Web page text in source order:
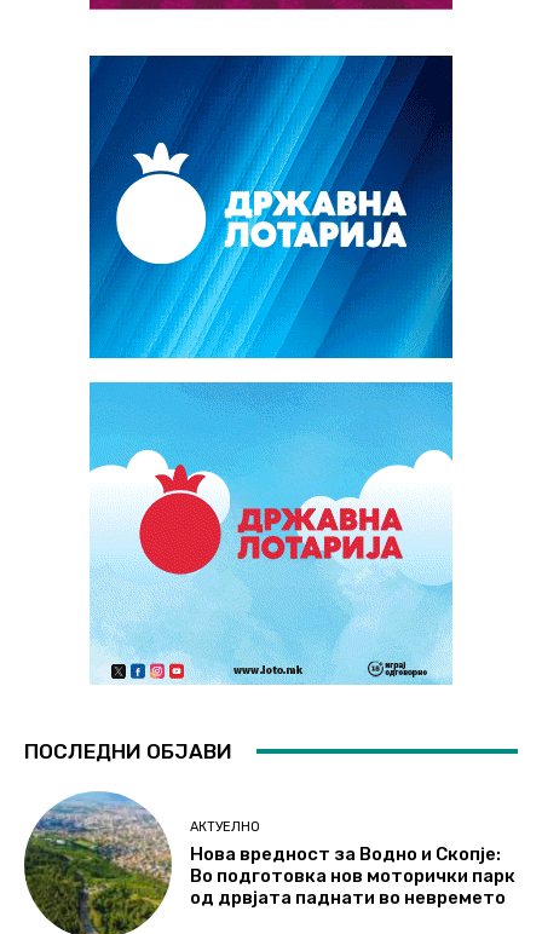
ПОСЛЕДНИ ОБЈАВИ
АКТУЕЛНО
Нова вредност за Водно и Скопје:
Во подготовка нов моторички парк
од дрвјата паднати во невремето